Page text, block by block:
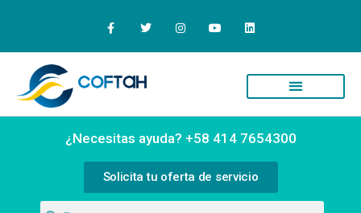
¿Necesitas ayuda? +58 414 7654300
Solicita tu oferta de servicio